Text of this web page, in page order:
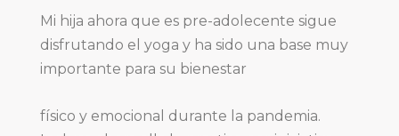
Mi hija ahora que es pre-adolecente sigue
disfrutando el yoga y ha sido una base muy
importante para su bienestar
físico y emocional durante la pandemia.